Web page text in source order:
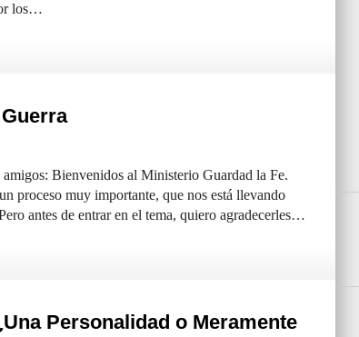
los…
Bienvenidos al Ministerio Guardad la Fe.
proceso muy importante, que nos está llevando
antes de entrar en el tema, quiero agradecerles…
Personalidad o Meramente